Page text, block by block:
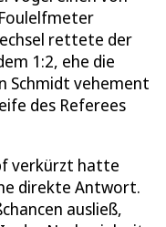
rettete der
1:2, ehe die
Schmidt vehement
des Referees
verkürzt hatte
direkte Antwort.
ausließ,